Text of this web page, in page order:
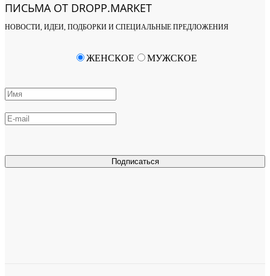
ПИСЬМА ОТ DROPP.MARKET
НОВОСТИ, ИДЕИ, ПОДБОРКИ И СПЕЦИАЛЬНЫЕ ПРЕДЛОЖЕНИЯ
Подписаться
ЖЕНСКОЕ МУЖСКОЕ